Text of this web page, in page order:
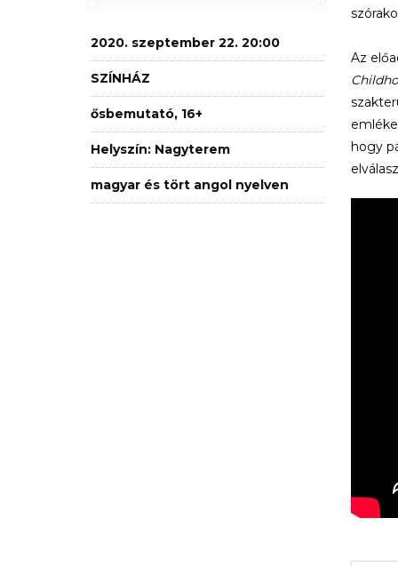
2020. szeptember 22. 20:00
SZÍNHÁZ
ősbemutató, 16+
Helyszín: Nagyterem
magyar és tört angol nyelven
Az
hogy